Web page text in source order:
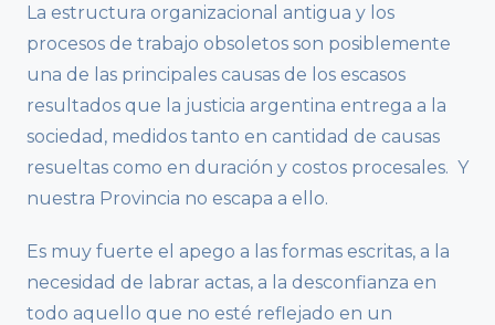
La estructura organizacional antigua y los
procesos de trabajo obsoletos son posiblemente
una de las principales causas de los escasos
resultados que la justicia argentina entrega a la
sociedad, medidos tanto en cantidad de causas
resueltas como en duración y costos procesales. Y
nuestra Provincia no escapa a ello.
Es muy fuerte el apego a las formas escritas, a la
necesidad de labrar actas, a la desconfianza en
todo aquello que no esté reflejado en un